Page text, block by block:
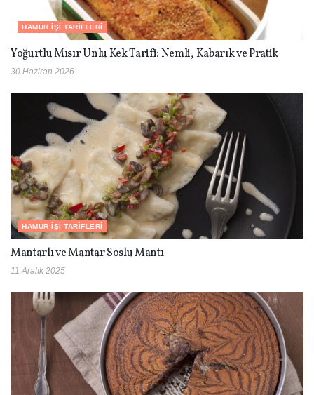
HAMUR İŞI TARIFLERI
Yoğurtlu Mısır Unlu Kek Tarifi: Nemli, Kabarık ve Pratik
30 Haziran 2026
HAMUR İŞI TARIFLERI
Mantarlı ve Mantar Soslu Mantı
11 Aralık 2025